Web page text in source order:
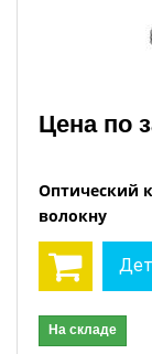
Цена по
Оптический
волокну
На складе